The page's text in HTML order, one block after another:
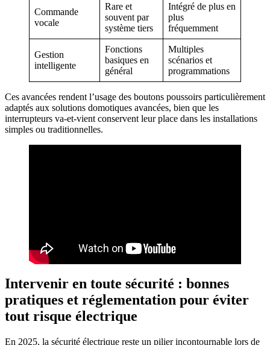
Commande
vocale
Rare et
souvent par
système tiers
Intégré de plus en
plus
fréquemment
Gestion
intelligente
Fonctions
basiques en
général
Multiples
scénarios et
programmations
Ces avancées rendent l’usage des boutons poussoirs particulièrement
adaptés aux solutions domotiques avancées, bien que les
interrupteurs va-et-vient conservent leur place dans les installations
simples ou traditionnelles.
Intervenir en toute sécurité : bonnes
pratiques et réglementation pour éviter
tout risque électrique
En 2025, la sécurité électrique reste un pilier incontournable lors de